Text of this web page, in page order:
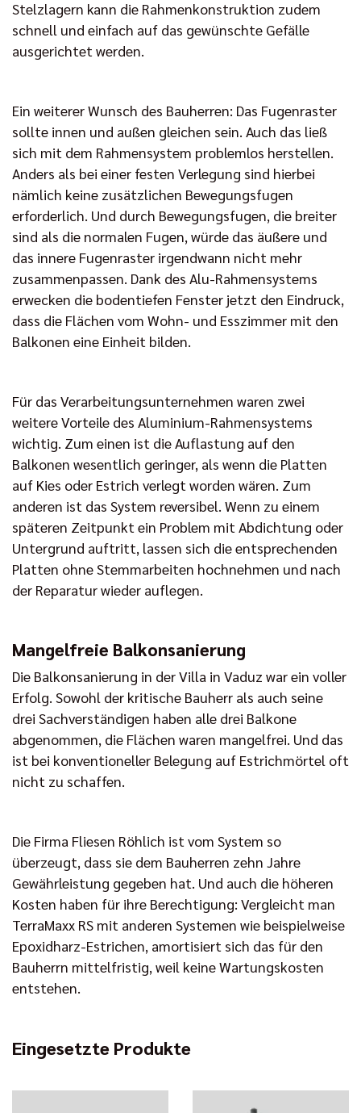
Stelzlagern kann die Rahmenkonstruktion zudem
schnell und einfach auf das gewünschte Gefälle
ausgerichtet werden.
Ein weiterer Wunsch des Bauherren: Das Fugenraster
sollte innen und außen gleichen sein. Auch das ließ
sich mit dem Rahmensystem problemlos herstellen.
Anders als bei einer festen Verlegung sind hierbei
nämlich keine zusätzlichen Bewegungsfugen
erforderlich. Und durch Bewegungsfugen, die breiter
sind als die normalen Fugen, würde das äußere und
das innere Fugenraster irgendwann nicht mehr
zusammenpassen. Dank des Alu-Rahmensystems
erwecken die bodentiefen Fenster jetzt den Eindruck,
dass die Flächen vom Wohn- und Esszimmer mit den
Balkonen eine Einheit bilden.
Für das Verarbeitungsunternehmen waren zwei
weitere Vorteile des Aluminium-Rahmensystems
wichtig. Zum einen ist die Auflastung auf den
Balkonen wesentlich geringer, als wenn die Platten
auf Kies oder Estrich verlegt worden wären. Zum
anderen ist das System reversibel. Wenn zu einem
späteren Zeitpunkt ein Problem mit Abdichtung oder
Untergrund auftritt, lassen sich die entsprechenden
Platten ohne Stemmarbeiten hochnehmen und nach
der Reparatur wieder auflegen.
Mangelfreie Balkonsanierung
Die Balkonsanierung in der Villa in Vaduz war ein voller
Erfolg. Sowohl der kritische Bauherr als auch seine
drei Sachverständigen haben alle drei Balkone
abgenommen, die Flächen waren mangelfrei. Und das
ist bei konventioneller Belegung auf Estrichmörtel oft
nicht zu schaffen.
Die Firma Fliesen Röhlich ist vom System so
überzeugt, dass sie dem Bauherren zehn Jahre
Gewährleistung gegeben hat. Und auch die höheren
Kosten haben für ihre Berechtigung: Vergleicht man
TerraMaxx RS mit anderen Systemen wie beispielweise
Epoxidharz-Estrichen, amortisiert sich das für den
Bauherrn mittelfristig, weil keine Wartungskosten
entstehen.
Eingesetzte Produkte